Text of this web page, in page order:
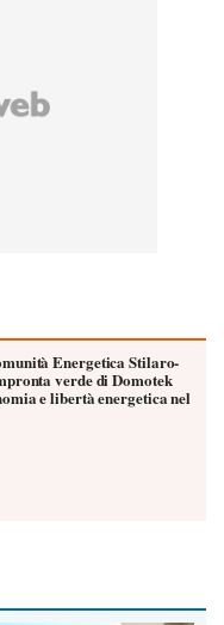
Energetica Stilaro-
verde di Domotek
e libertà energetica nel